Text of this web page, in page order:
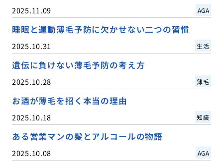
2025.11.09 AGA
睡眠と運動薄毛予防に欠かせない二つの習慣
2025.10.31 生活
遺伝に負けない薄毛予防の考え方
2025.10.28 薄毛
お酒が薄毛を招く本当の理由
2025.10.18 知識
ある営業マンの髪とアルコールの物語
2025.10.08 AGA